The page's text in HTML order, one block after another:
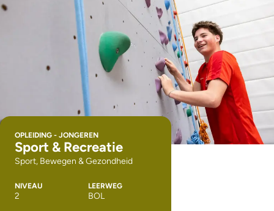
OPLEIDING - JONGEREN
Sport & Recreatie
Sport, Bewegen & Gezondheid
NIVEAU
2
LEERWEG
BOL